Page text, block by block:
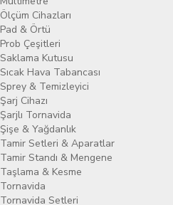
Ölçüm Cihazları
Pad & Örtü
Prob Çeşitleri
Saklama Kutusu
Sıcak Hava Tabancası
Sprey & Temizleyici
Şarj Cihazı
Şarjlı Tornavida
Şişe & Yağdanlık
Tamir Setleri & Aparatlar
Tamir Standı & Mengene
Taşlama & Kesme
Tornavida
Tornavida Setleri